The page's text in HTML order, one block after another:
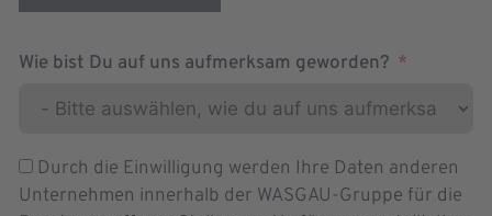
Wie bist Du auf uns aufmerksam geworden?
Durch die Einwilligung werden Ihre Daten anderen
Unternehmen innerhalb der WASGAU-Gruppe für die